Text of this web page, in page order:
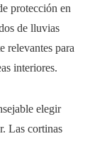
protección en
de lluvias
relevantes para
interiores.
elegir
Las cortinas